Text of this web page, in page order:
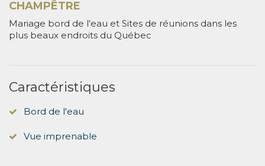
CHAMPÊTRE
Mariage bord de l'eau et Sites de réunions dans les
plus beaux endroits du Québec
Caractéristiques
Bord de l'eau
Vue imprenable